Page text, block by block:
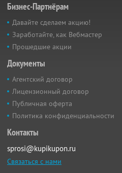
Бизнес-Партнёрам
Давайте сделаем акцию!
Заработайте, как Вебмастер
Прошедшие акции
Документы
Агентский договор
Лицензионный договор
Публичная оферта
Политика конфиденциальности
Контакты
sprosi@kupikupon.ru
Связаться с нами